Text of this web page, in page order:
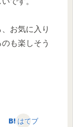
お気に入り
も楽しそう
はてブ